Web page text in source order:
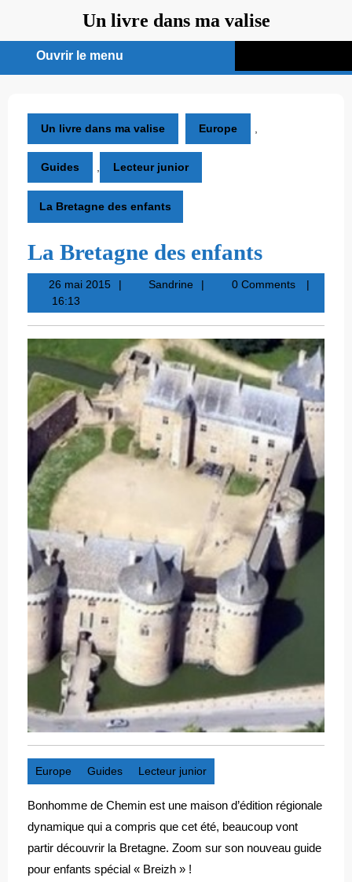
contenu
Un livre dans ma valise
Ouvrir le menu
menu
Un livre dans ma valise Europe
Guides Lecteur junior
La Bretagne des enfants
La Bretagne des enfants
26 mai 201526
2015
SandrineSandrine0 Comments
16:13
Europe Guides Lecteur junior
Bonhomme de Chemin est une maison d’édition régionale
dynamique qui a compris que cet été, beaucoup vont
partir découvrir la Bretagne. Zoom sur son nouveau guide
pour enfants spécial « Breizh » !